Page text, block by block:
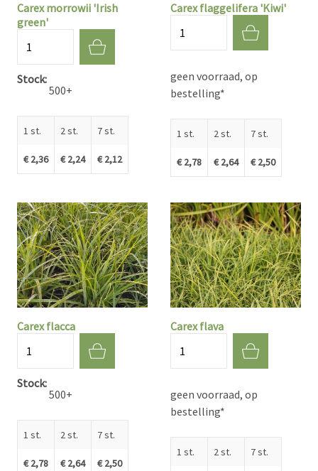
Carex morrowii 'Irish
green'
Stock
500+
1 st.
€ 2,36
2 st.
€ 2,24
7 st.
€ 2,12
Carex flaggelifera 'Kiwi'
geen voorraad, op
bestelling*
1 st.
€ 2,78
2 st.
€ 2,64
7 st.
€ 2,50
Carex flacca
Stock
500+
1 st.
€ 2,78
2 st.
€ 2,64
7 st.
€ 2,50
Carex flava
geen voorraad, op
bestelling*
1 st. 2 st. 7 st.